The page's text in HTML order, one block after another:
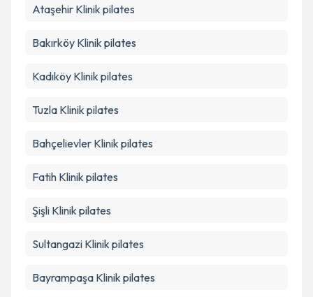
Ataşehir Klinik pilates
Bakırköy Klinik pilates
Kadıköy Klinik pilates
Tuzla Klinik pilates
Bahçelievler Klinik pilates
Fatih Klinik pilates
Şişli Klinik pilates
Sultangazi Klinik pilates
Bayrampaşa Klinik pilates